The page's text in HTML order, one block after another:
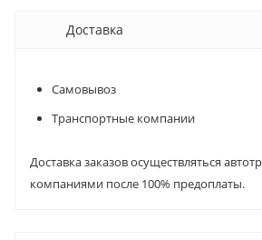
Доставка
Самовывоз
Транспортные компании
Доставка заказов осуществляться
компаниями после 100% предоплаты.